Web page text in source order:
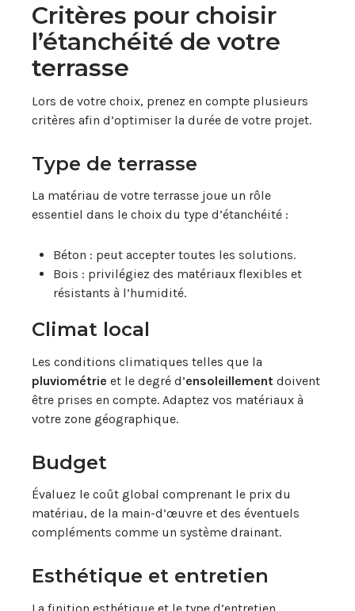
Critères pour choisir
l’étanchéité de votre
terrasse
Lors de votre choix, prenez en compte plusieurs
critères afin d’optimiser la durée de votre projet.
Type de terrasse
La matériau de votre terrasse joue un rôle
essentiel dans le choix du type d’étanchéité :
Béton : peut accepter toutes les solutions.
Bois : privilégiez des matériaux flexibles et
résistants à l’humidité.
Climat local
Les conditions climatiques telles que la
pluviométrie et le degré d’ensoleillement doivent
être prises en compte. Adaptez vos matériaux à
votre zone géographique.
Budget
Évaluez le coût global comprenant le prix du
matériau, de la main-d’œuvre et des éventuels
compléments comme un système drainant.
Esthétique et entretien
La finition esthétique et le type d’entretien